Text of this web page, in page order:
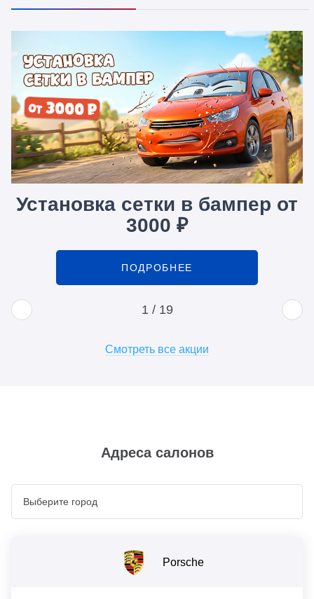
Установка сетки в бампер от
3000 ₽
ПОДРОБНЕЕ
1 / 19
Смотреть все акции
Адреса салонов
Porsche